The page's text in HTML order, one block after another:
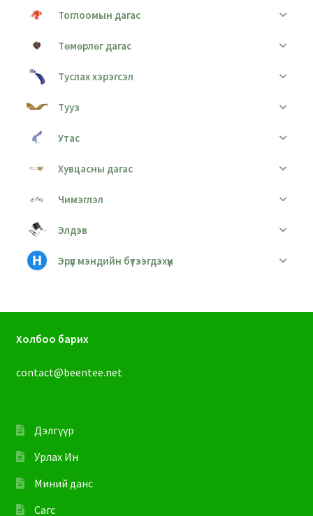
Тоглоомын дагас
Төмөрлөг дагас
Туслах хэрэгсэл
Тууз
Утас
Хувцасны дагас
Чимэглэл
Элдэв
Эрүүл мэндийн бүтээгдэхүүн
Холбоо барих
contact@beentee.net
Дэлгүүр
Урлах Ин
Миний данс
Сагс